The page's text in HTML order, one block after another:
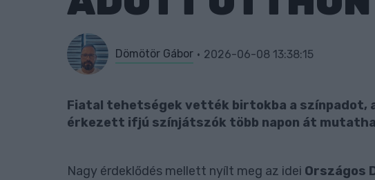
Dömötör Gábor 2026-06-08 13:38:15
Fiatal tehetségek vették birtokba a színpadot,
érkezett ifjú színjátszók több napon át
Nagy érdeklődés mellett nyílt meg az idei Országos